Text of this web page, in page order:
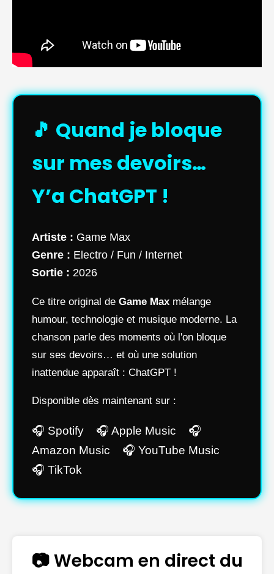
🎵 Quand je bloque
sur mes devoirs…
Y’a ChatGPT !
Artiste : Game Max
Genre : Electro / Fun / Internet
Sortie : 2026
Ce titre original de Game Max mélange
humour, technologie et musique moderne. La
chanson parle des moments où l'on bloque
sur ses devoirs… et où une solution
inattendue apparaît : ChatGPT !
Disponible dès maintenant sur :
🎧 Spotify 🎧 Apple Music 🎧
Amazon Music 🎧 YouTube Music
🎧 TikTok
📷 Webcam en direct du